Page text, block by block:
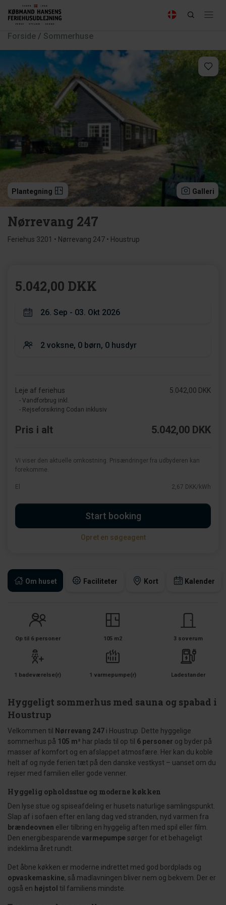
Forside / Sommerhuse
Plantegning Galleri
Nørrevang 247
Feriehus 3201 • Nørrevang 247 • Houstrup
Om huset Faciliteter Kort Kalender
Op til 6 personer 105 m2 3 soverum
1 badeværelse(r) 1 varmepumpe(r) Ladestander
Hyggeligt sommerhus med sauna og spabad i
Houstrup
Velkommen til Nørrevang 247 i Houstrup. Dette hyggelige
sommerhus på 105 m² har plads til op til 6 personer og byder på
masser af komfort og en afslappet atmosfære. Her kan du koble
helt af og nyde ferien tæt på den danske vestkyst – uanset om du
rejser med familien eller gode venner.
Hyggelig opholdsstue og moderne køkken
Den lyse stue og spiseafdeling er husets naturlige samlingspunkt.
Slap af i sofaen efter en lang dag ved stranden, nyd varmen fra
brændeovnen eller tilbring en hyggelig aften med spil eller film.
Den energibesparende varmepumpe sørger for et behageligt
indeklima året rundt.
Det åbne køkken er moderne indrettet med god bordplads og
opvaskemaskine, så madlavningen bliver nem og bekvem. Der er
også en højstol til familiens mindste.
5.042,00 DKK
Leje af feriehus
- Vandforbrug inkl.
- Rejseforsikring Codan inklusiv
5.042,00 DKK
Pris i alt 5.042,00 DKK
Vi viser den aktuelle omkostning. Prisændringer fra udbyderen kan
forekomme.
El 2,67 DKK/kWh
Start booking
Opret en søgeagent